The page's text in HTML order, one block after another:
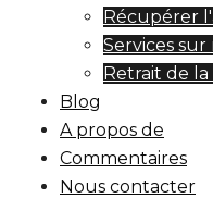
Récupérer
Services sur
Retrait de
Blog
A propos de
Commentaires
Nous contacter